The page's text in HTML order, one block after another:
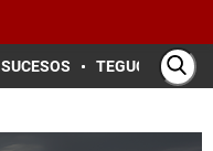
SUCESOS TEGUCIGALPA